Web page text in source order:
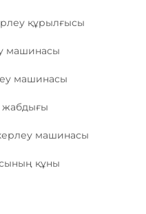
құрылғысы
машинасы
машинасы
жабдығы
машинасы
құны